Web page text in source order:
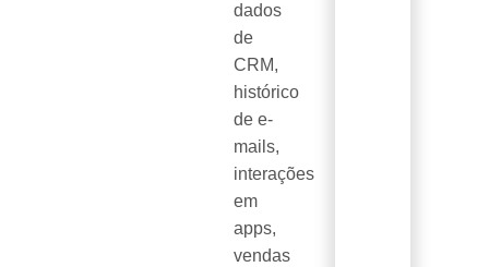
dados
de
CRM,
histórico
de e-
mails,
interações
em
apps,
vendas